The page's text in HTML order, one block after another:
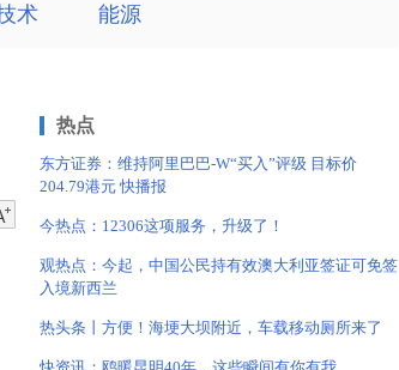
术 能源
热点
东方证券：维持阿里巴巴-W“买入”评级 目标价
204.79港元 快播报
今热点：12306这项服务，升级了！
观热点：今起，中国公民持有效澳大利亚签证可免签
入境新西兰
热头条丨方便！海埂大坝附近，车载移动厕所来了